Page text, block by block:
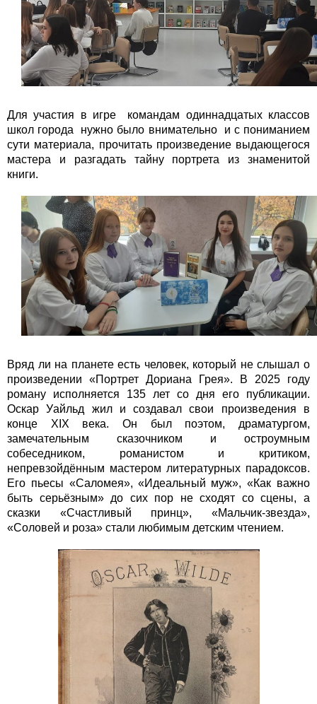
Для участия в игре командам одиннадцатых классов
школ города нужно было внимательно и с пониманием
сути материала, прочитать произведение выдающегося
мастера и разгадать тайну портрета из знаменитой
книги.
Вряд ли на планете есть человек, который не слышал о
произведении «Портрет Дориана Грея». В 2025 году
роману исполняется 135 лет со дня его публикации.
Оскар Уайльд жил и создавал свои произведения в
конце XIX века. Он был поэтом, драматургом,
замечательным сказочником и остроумным
собеседником, романистом и критиком,
непревзойдённым мастером литературных парадоксов.
Его пьесы «Саломея», «Идеальный муж», «Как важно
быть серьёзным» до сих пор не сходят со сцены, а
сказки «Счастливый принц», «Мальчик-звезда»,
«Соловей и роза» стали любимым детским чтением.